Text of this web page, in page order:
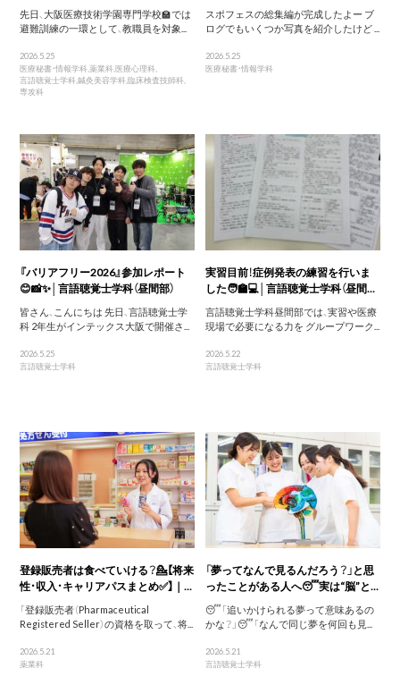
先日、大阪医療技術学園専門学校🏫では
避難訓練の一環として、教職員を対象...
2026.5.25
医療秘書・情報学科,薬業科,医療心理科,
言語聴覚士学科,鍼灸美容学科,臨床検査技師科,
専攻科
スポフェスの総集編が完成したよー ブ
ログでもいくつか写真を紹介したけど ...
2026.5.25
医療秘書・情報学科
『バリアフリー2026』参加レポート
😊📸✨│言語聴覚士学科（昼間部）
皆さん、こんにちは 先日、言語聴覚士学
科 2年生がインテックス大阪で開催さ...
2026.5.25
言語聴覚士学科
実習目前！症例発表の練習を行いま
した🧑‍🏫💻│言語聴覚士学科（昼間...
言語聴覚士学科昼間部では、実習や医療
現場で必要になる力を グループワーク...
2026.5.22
言語聴覚士学科
登録販売者は食べていける？💁【将来
性・収入・キャリアパスまとめ✅】｜...
「登録販売者（Pharmaceutical
Registered Seller）の資格を取って、将...
2026.5.21
薬業科
「夢ってなんで見るんだろう？」と思
ったことがある人へ😴実は“脳”と...
😴「追いかけられる夢って意味あるの
かな？」😴「なんで同じ夢を何回も見...
2026.5.21
言語聴覚士学科